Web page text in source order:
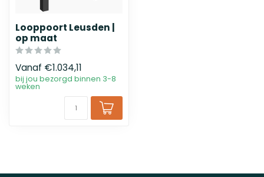
Looppoort Leusden |
op maat
Vanaf €1.034,11
bij jou bezorgd binnen 3-8
weken